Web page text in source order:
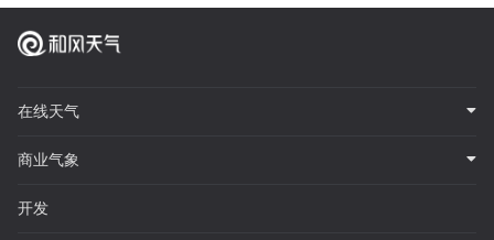
在线天气
商业气象
开发